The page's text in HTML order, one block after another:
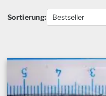
Sortierung: